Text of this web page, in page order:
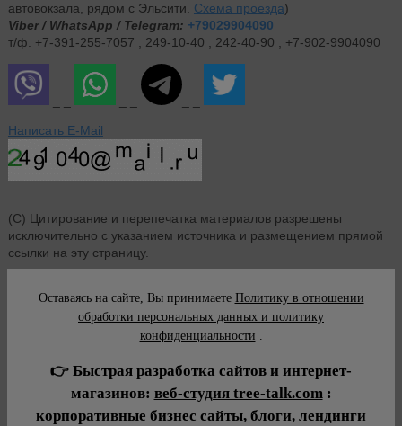
автовокзала, рядом с Эльсити. Схема проезда)
Viber / WhatsApp / Telegram: +79029904090
т/ф. +7-391-255-7057 , 249-10-40 , 242-40-90 , +7-902-9904090
Написать E-Mail
(С) Цитирование и перепечатка материалов разрешены
исключительно с указанием источника и размещением прямой
ссылки на эту страницу.